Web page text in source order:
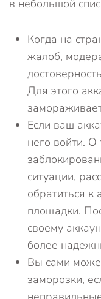
в небольшой
Когда на
жалоб,
Для этого
Если ваш
него войти. О
ситуации,
обратиться к
площадки.
своему
более
Вы сами
заморозки,